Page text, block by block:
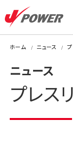
ホーム ニュース
ニュース
プレス